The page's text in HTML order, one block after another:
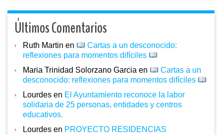
Últimos Comentarios
Ruth Martin en
Cartas a un desconocido:
reflexiones para momentos difíciles
Maria Trinidad Solorzano Garcia en
Cartas a un
desconocido: reflexiones para momentos difíciles
Lourdes en El Ayuntamiento reconoce la labor
solidaria de 25 personas, entidades y centros
educativos.
Lourdes en PROYECTO RESIDENCIAS